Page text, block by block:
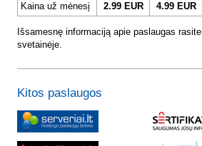
Kaina už mėnesį
2.99 EUR 4.99 EUR
Išsamesnę informaciją apie paslaugas rasite
svetainėje.
Kitos paslaugos